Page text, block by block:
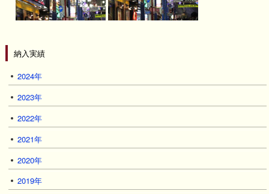
納入実績
2024年
2023年
2022年
2021年
2020年
2019年